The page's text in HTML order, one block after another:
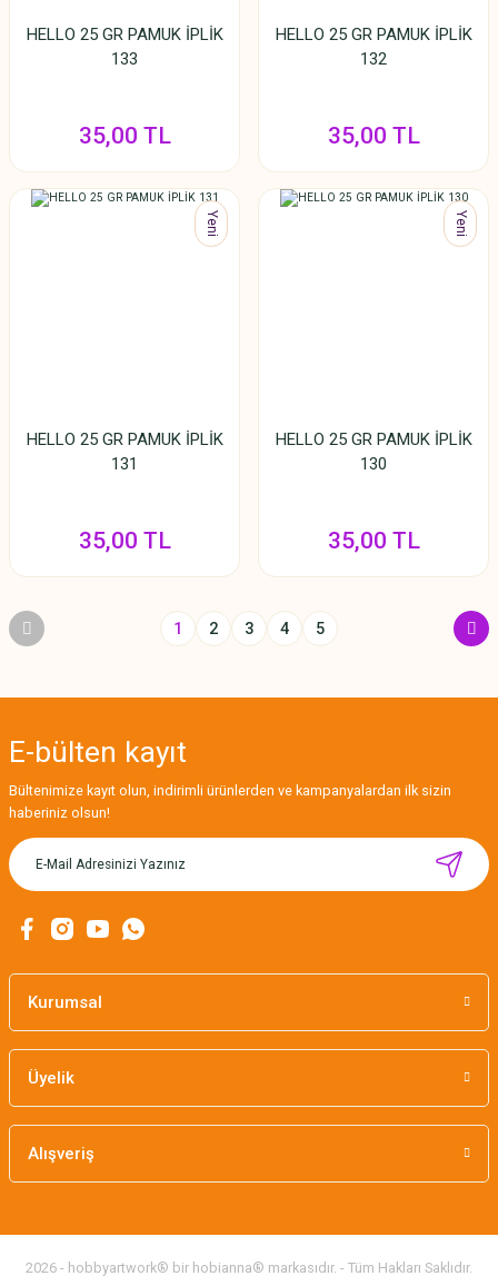
HELLO 25 GR PAMUK İPLİK
133
35,00 TL
HELLO 25 GR PAMUK İPLİK
132
35,00 TL
Yeni
HELLO 25 GR PAMUK İPLİK
131
35,00 TL
Yeni
HELLO 25 GR PAMUK İPLİK
130
35,00 TL
1 2 3 4 5
E-bülten kayıt
Bültenimize kayıt olun, indirimli ürünlerden ve kampanyalardan ilk sizin
haberiniz olsun!
Kurumsal
Üyelik
Alışveriş
2026 - hobbyartwork® bir hobianna® markasıdır. - Tüm Hakları Saklıdır.